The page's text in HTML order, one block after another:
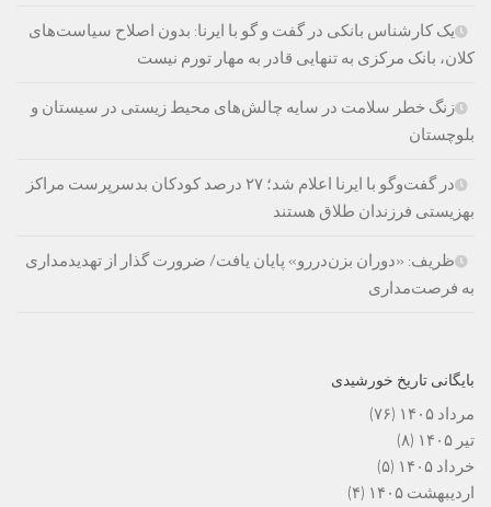
یک کارشناس بانکی در گفت و گو با ایرنا: بدون اصلاح سیاست‌های
کلان، بانک مرکزی به تنهایی قادر به مهار تورم نیست
زنگ خطر سلامت در سایه چالش‌های محیط زیستی در سیستان و
بلوچستان
در گفت‌وگو با ایرنا اعلام شد؛ ۲۷ درصد کودکان بدسرپرست مراکز
بهزیستی فرزندان طلاق هستند
ظریف: «دوران بزن‌دررو» پایان یافت/ ضرورت گذار از تهدیدمداری
به فرصت‌مداری
بایگانی تاریخ خورشیدی
مرداد ۱۴۰۵
(۷۶)
تیر ۱۴۰۵
(۸)
خرداد ۱۴۰۵
(۵)
اردیبهشت ۱۴۰۵
(۴)